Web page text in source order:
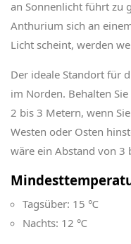
an Sonnenlicht führt zu
Anthurium sich an
Licht scheint, werden
Der ideale Standort für
im Norden. Behalten
2 bis 3 Metern, wenn
Westen oder Osten
wäre ein Abstand von 3
Tagsüber: 15 ℃
Nachts: 12 ℃